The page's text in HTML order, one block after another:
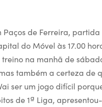
de Ferreira,
do Móvel às 17.00
na manhã de
também a certeza de
ser um jogo difícil
de 1ª Liga,